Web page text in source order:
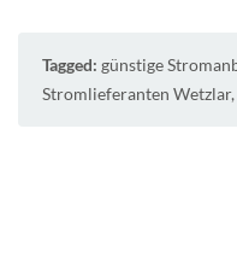
Tagged: günstige
Stromlieferanten Wetzlar,